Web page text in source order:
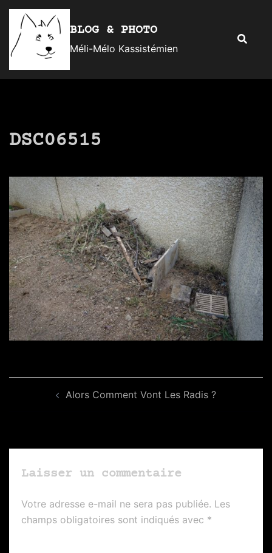
Aller
contenu
BLOG & PHOTO
Méli-Mélo Kassistémien
DSC06515
d’articleAlors Comment Vont Les Radis ?
Laisser un commentaire
Votre adresse e-mail ne sera pas publiée. Les
champs obligatoires sont indiqués avec *